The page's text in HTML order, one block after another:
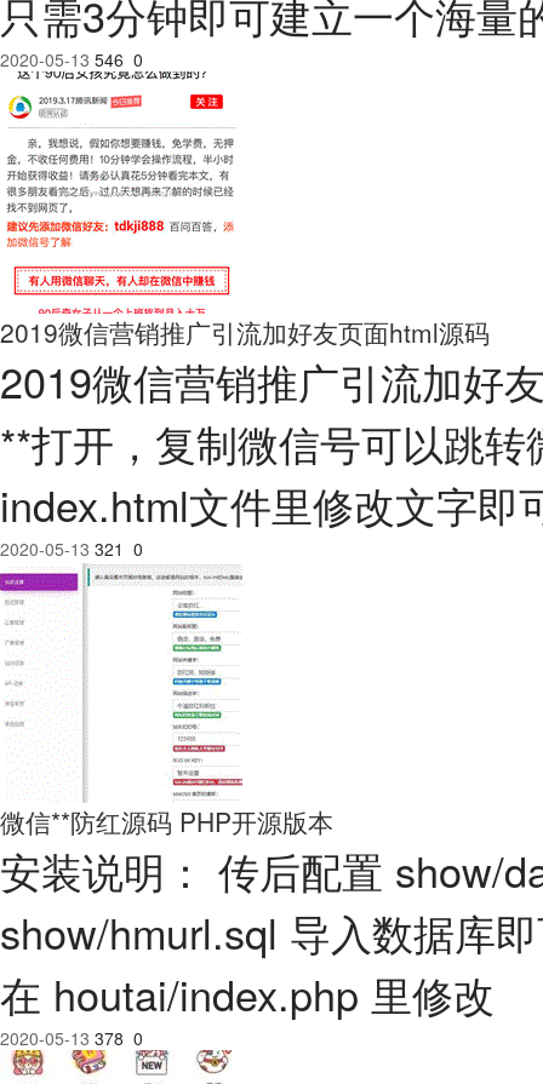
只需3分钟即可建立一个海
2020-05-13 546 0
2019微信营销推广引流加好友页面html源码
2019微信营销推广引流加好
**打开，复制微信号可以跳
index.html文件里修改文字
2020-05-13 321 0
微信**防红源码 PHP开源版本
安装说明： 传后配置 show/
show/hmurl.sql 导入数据库
在 houtai/index.php 里修改
2020-05-13 378 0